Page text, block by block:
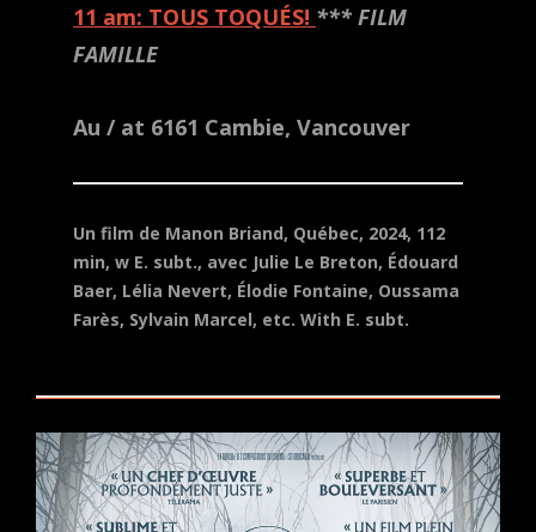
11 am: TOUS TOQUÉS! *** FILM
FAMILLE
Au / at 6161 Cambie, Vancouver
Un film de Manon Briand, Québec, 2024, 112
min, w E. subt., avec Julie Le Breton, Édouard
Baer, Lélia Nevert, Élodie Fontaine, Oussama
Farès, Sylvain Marcel, etc. With E. subt.